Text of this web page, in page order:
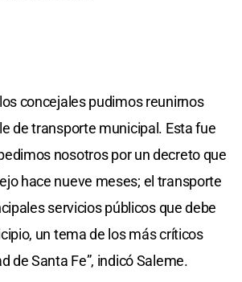
concejales pudimos reunirnos
de transporte municipal. Esta fue
nosotros por un decreto que
hace nueve meses; el transporte
servicios públicos que debe
un tema de los más críticos
de Santa Fe”, indicó Saleme.